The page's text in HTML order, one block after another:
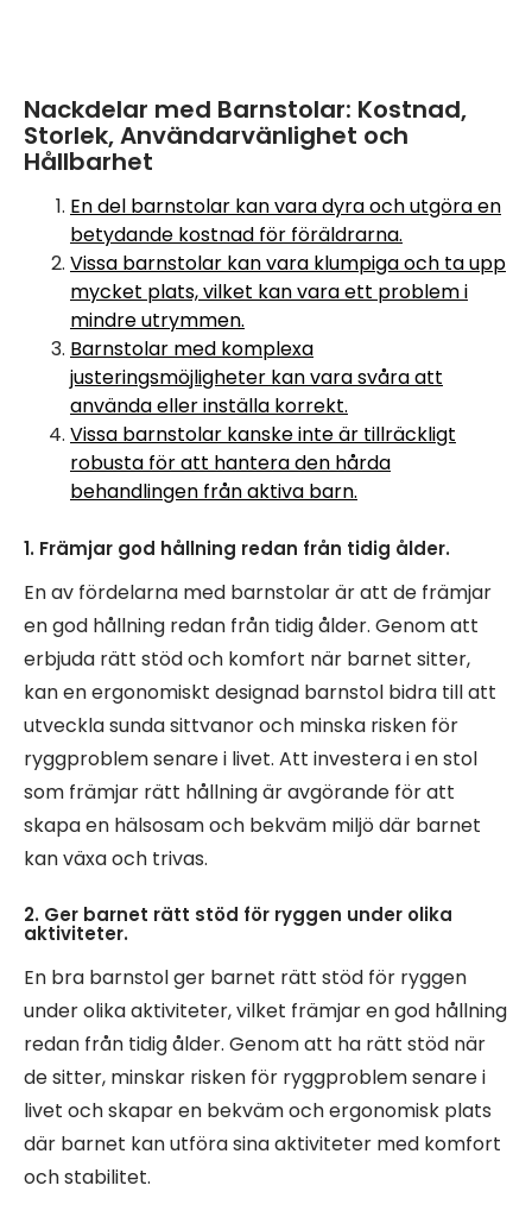
Nackdelar med Barnstolar: Kostnad,
Storlek, Användarvänlighet och
Hållbarhet
En del barnstolar kan vara dyra och utgöra en
betydande kostnad för föräldrarna.
Vissa barnstolar kan vara klumpiga och ta upp
mycket plats, vilket kan vara ett problem i
mindre utrymmen.
Barnstolar med komplexa
justeringsmöjligheter kan vara svåra att
använda eller inställa korrekt.
Vissa barnstolar kanske inte är tillräckligt
robusta för att hantera den hårda
behandlingen från aktiva barn.
1. Främjar god hållning redan från tidig ålder.
En av fördelarna med barnstolar är att de främjar
en god hållning redan från tidig ålder. Genom att
erbjuda rätt stöd och komfort när barnet sitter,
kan en ergonomiskt designad barnstol bidra till att
utveckla sunda sittvanor och minska risken för
ryggproblem senare i livet. Att investera i en stol
som främjar rätt hållning är avgörande för att
skapa en hälsosam och bekväm miljö där barnet
kan växa och trivas.
2. Ger barnet rätt stöd för ryggen under olika
aktiviteter.
En bra barnstol ger barnet rätt stöd för ryggen
under olika aktiviteter, vilket främjar en god hållning
redan från tidig ålder. Genom att ha rätt stöd när
de sitter, minskar risken för ryggproblem senare i
livet och skapar en bekväm och ergonomisk plats
där barnet kan utföra sina aktiviteter med komfort
och stabilitet.